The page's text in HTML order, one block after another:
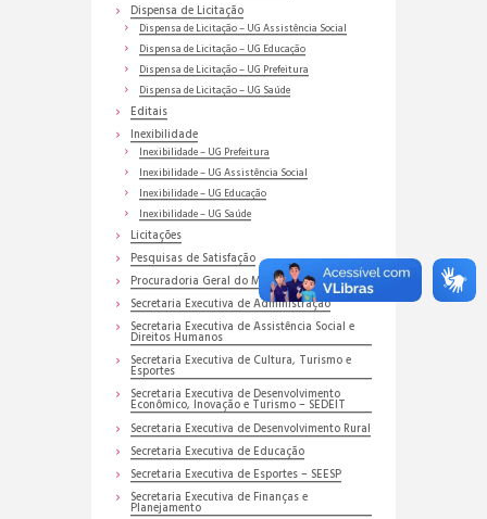
Dispensa de Licitação
Dispensa de Licitação – UG Assistência Social
Dispensa de Licitação – UG Educação
Dispensa de Licitação – UG Prefeitura
Dispensa de Licitação – UG Saúde
Editais
Inexibilidade
Inexibilidade – UG Prefeitura
Inexibilidade – UG Assistência Social
Inexibilidade – UG Educação
Inexibilidade – UG Saúde
Licitações
Pesquisas de Satisfação
Procuradoria Geral do Município
Secretaria Executiva de Administração
Secretaria Executiva de Assistência Social e
Direitos Humanos
Secretaria Executiva de Cultura, Turismo e
Esportes
Secretaria Executiva de Desenvolvimento
Econômico, Inovação e Turismo – SEDEIT
Secretaria Executiva de Desenvolvimento Rural
Secretaria Executiva de Educação
Secretaria Executiva de Esportes – SEESP
Secretaria Executiva de Finanças e
Planejamento